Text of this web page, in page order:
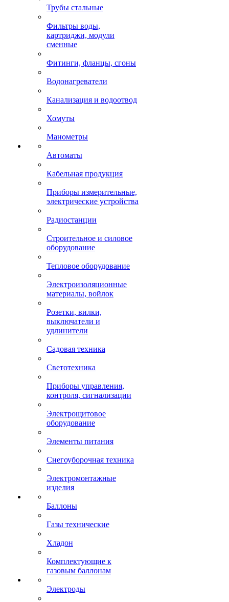
Трубы стальные
Фильтры воды,
картриджи, модули
сменные
Фитинги, фланцы, сгоны
Водонагреватели
Канализация и водоотвод
Хомуты
Манометры
Автоматы
Кабельная продукция
Приборы измерительные,
электрические устройства
Радиостанции
Строительное и силовое
оборудование
Тепловое оборудование
Электроизоляционные
материалы, войлок
Розетки, вилки,
выключатели и
удлинители
Садовая техника
Светотехника
Приборы управления,
контроля, сигнализации
Электрощитовое
оборудование
Элементы питания
Снегоуборочная техника
Электромонтажные
изделия
Баллоны
Газы технические
Хладон
Комплектующие к
газовым баллонам
Электроды